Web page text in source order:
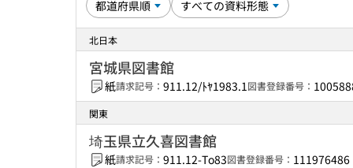
北日本
宮城県図書館
紙請求記号： 911.12/ﾄﾔ1983.1図書登録番号：
関東
埼玉県立久喜図書館
紙請求記号： 911.12-To83図書登録番号： 111976486